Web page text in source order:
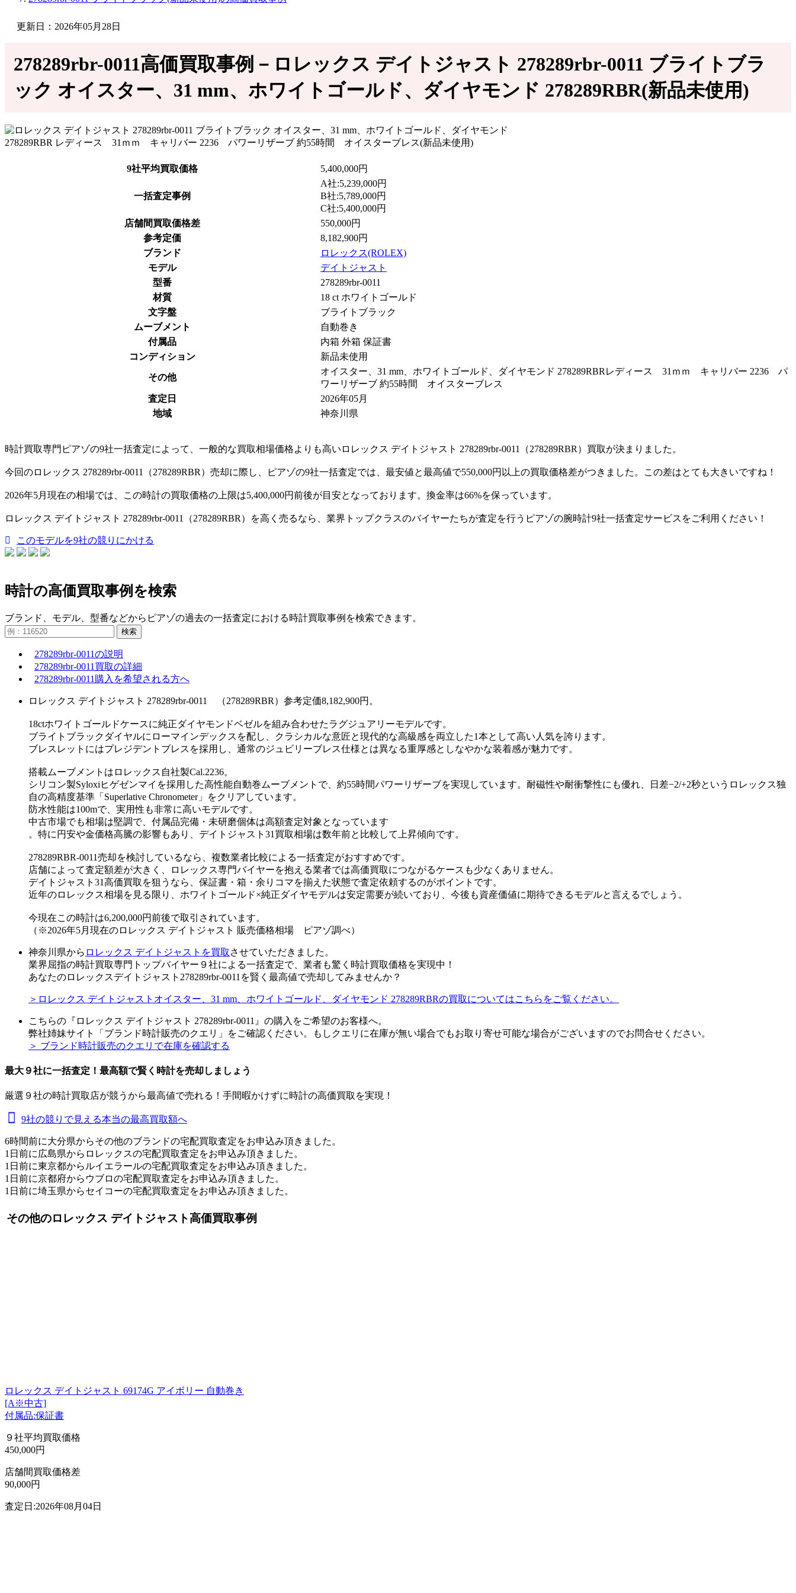
更新日：2026年05月28日
278289rbr-0011高価買取事例－ロレックス デイトジャスト 278289rbr-0011 ブライトブラ
ック オイスター、31 mm、ホワイトゴールド、ダイヤモンド 278289RBR(新品未使用)
9社平均買取価格 5,400,000円
一括査定事例
A社:5,239,000円
B社:5,789,000円
C社:5,400,000円
店舗間買取価格差
550,000円
参考定価
8,182,900円
ブランド
ロレックス(ROLEX)
モデル
デイトジャスト
型番
278289rbr-0011
材質
18 ct ホワイトゴールド
文字盤
ブライトブラック
ムーブメント
自動巻き
付属品
内箱 外箱 保証書
コンディション
新品未使用
その他
オイスター、31 mm、ホワイトゴールド、ダイヤモンド 278289RBRレディース 31ｍｍ キャリバー 2236 パ
ワーリザーブ 約55時間 オイスターブレス
査定日
2026年05月
地域
神奈川県
時計買取専門ピアゾの9社一括査定によって、一般的な買取相場価格よりも高いロレックス デイトジャスト 278289rbr-0011（278289RBR）買取が決まりました。
今回のロレックス 278289rbr-0011（278289RBR）売却に際し、ピアゾの9社一括査定では、最安値と最高値で550,000円以上の買取価格差がつきました。この差はとても大きいですね！
2026年5月現在の相場では、この時計の買取価格の上限は5,400,000円前後が目安となっております。換金率は66%を保っています。
ロレックス デイトジャスト 278289rbr-0011（278289RBR）を高く売るなら、業界トップクラスのバイヤーたちが査定を行うピアゾの腕時計9社一括査定サービスをご利用ください！
このモデルを9社の競りにかける
時計の高価買取事例を検索
ブランド、モデル、型番などからピアゾの過去の一括査定における時計買取事例を検索できます。
検索
278289rbr-0011の説明
278289rbr-0011買取の詳細
278289rbr-0011購入を希望される方へ
ロレックス デイトジャスト 278289rbr-0011 （278289RBR）参考定価8,182,900円。
18ctホワイトゴールドケースに純正ダイヤモンドベゼルを組み合わせたラグジュアリーモデルです。
ブライトブラックダイヤルにローマインデックスを配し、クラシカルな意匠と現代的な高級感を両立した1本として高い人気を誇ります。
ブレスレットにはプレジデントブレスを採用し、通常のジュビリーブレス仕様とは異なる重厚感としなやかな装着感が魅力です。
搭載ムーブメントはロレックス自社製Cal.2236。
シリコン製Syloxiヒゲゼンマイを採用した高性能自動巻ムーブメントで、約55時間パワーリザーブを実現しています。耐磁性や耐衝撃性にも優れ、日差−2/+2秒というロレックス独
自の高精度基準「Superlative Chronometer」をクリアしています。
防水性能は100mで、実用性も非常に高いモデルです。
中古市場でも相場は堅調で、付属品完備・未研磨個体は高額査定対象となっています
。特に円安や金価格高騰の影響もあり、デイトジャスト31買取相場は数年前と比較して上昇傾向です。
278289RBR-0011売却を検討しているなら、複数業者比較による一括査定がおすすめです。
店舗によって査定額差が大きく、ロレックス専門バイヤーを抱える業者では高価買取につながるケースも少なくありません。
デイトジャスト31高価買取を狙うなら、保証書・箱・余りコマを揃えた状態で査定依頼するのがポイントです。
近年のロレックス相場を見る限り、ホワイトゴールド×純正ダイヤモデルは安定需要が続いており、今後も資産価値に期待できるモデルと言えるでしょう。
今現在この時計は6,200,000円前後で取引されています。
（※2026年5月現在のロレックス デイトジャスト 販売価格相場 ピアゾ調べ）
神奈川県から ロレックス デイトジャストを買取 させていただきました。
業界屈指の時計買取専門トップバイヤー９社による一括査定で、業者も驚く時計買取価格を実現中！
あなたのロレックスデイトジャスト278289rbr-0011を賢く最高値で売却してみませんか？
＞ロレックス デイトジャストオイスター、31 mm、ホワイトゴールド、ダイヤモンド 278289RBRの買取についてはこちらをご覧ください。
こちらの『ロレックス デイトジャスト 278289rbr-0011』の購入をご希望のお客様へ。
弊社姉妹サイト「ブランド時計販売のクエリ」をご確認ください。もしクエリに在庫が無い場合でもお取り寄せ可能な場合がございますのでお問合せください。
＞ ブランド時計販売のクエリで在庫を確認する
最大９社に一括査定！ 最高額で賢く時計を売却しましょう
厳選９社の時計買取店が競うから最高値で売れる！手間暇かけずに時計の高価買取を実現！
9社の競りで見える本当の最高買取額へ
6時間前に大分県からその他のブランドの宅配買取査定をお申込み頂きました。
1日前に広島県からロレックスの宅配買取査定をお申込み頂きました。
1日前に東京都からルイエラールの宅配買取査定をお申込み頂きました。
1日前に京都府からウブロの宅配買取査定をお申込み頂きました。
1日前に埼玉県からセイコーの宅配買取査定をお申込み頂きました。
その他のロレックス デイトジャスト高価買取事例
ロレックス デイトジャスト 69174G アイボリー 自動巻き
[A※中古]
付属品:保証書
９社平均買取価格
450,000円
店舗間買取価格差
90,000円
査定日:2026年08月04日